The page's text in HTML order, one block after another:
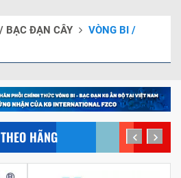
BẠC ĐẠN CÂY
VÒNG BI /
HÃNG prev next